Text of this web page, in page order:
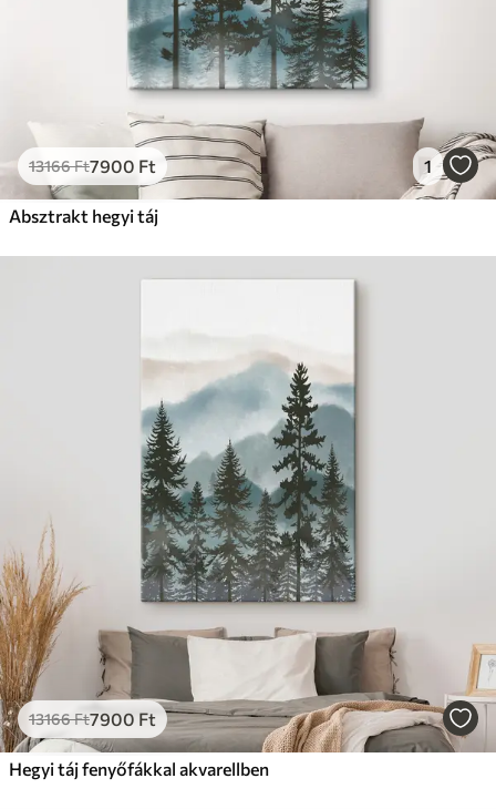
13166Ft7900 Ft 1
Absztrakt hegyi táj
13166Ft7900 Ft
Hegyi táj fenyőfákkal akvarellben